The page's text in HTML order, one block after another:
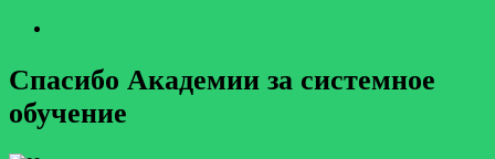
Спасибо Академии за системное
обучение